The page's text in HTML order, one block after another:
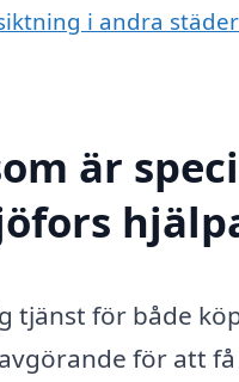
i andra
är
tjänst för både
för att